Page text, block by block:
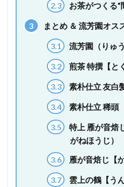
2.3 お茶がつくる“
3 まとめ ＆ 流芳園オス
3.1 流芳園（りゅ
3.2 煎茶 特撰【と
3.3 素朴仕立 友白
3.4 素朴仕立 稀頭
3.5
特上 雁が音焙
がねほうじ）
3.6
雁が音焙じ【
3.7 雲上の鶴【う